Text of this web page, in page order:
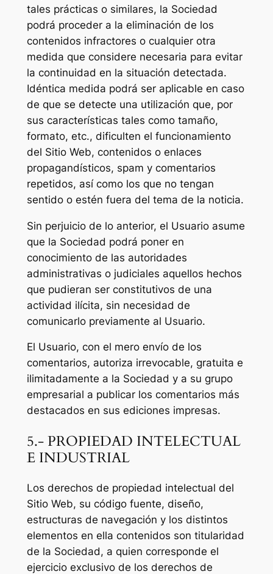
tales prácticas o similares, la Sociedad
podrá proceder a la eliminación de los
contenidos infractores o cualquier otra
medida que considere necesaria para evitar
la continuidad en la situación detectada.
Idéntica medida podrá ser aplicable en caso
de que se detecte una utilización que, por
sus características tales como tamaño,
formato, etc., dificulten el funcionamiento
del Sitio Web, contenidos o enlaces
propagandísticos, spam y comentarios
repetidos, así como los que no tengan
sentido o estén fuera del tema de la noticia.
Sin perjuicio de lo anterior, el Usuario asume
que la Sociedad podrá poner en
conocimiento de las autoridades
administrativas o judiciales aquellos hechos
que pudieran ser constitutivos de una
actividad ilícita, sin necesidad de
comunicarlo previamente al Usuario.
El Usuario, con el mero envío de los
comentarios, autoriza irrevocable, gratuita e
ilimitadamente a la Sociedad y a su grupo
empresarial a publicar los comentarios más
destacados en sus ediciones impresas.
5.- PROPIEDAD INTELECTUAL
E INDUSTRIAL
Los derechos de propiedad intelectual del
Sitio Web, su código fuente, diseño,
estructuras de navegación y los distintos
elementos en ella contenidos son titularidad
de la Sociedad, a quien corresponde el
ejercicio exclusivo de los derechos de